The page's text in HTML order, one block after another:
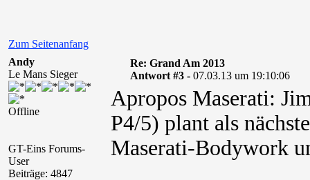
Zum Seitenanfang
Andy
Le Mans Sieger
Offline
GT-Eins Forums-
User
Beiträge: 4847
Re: Grand Am 2013
Antwort #3 - 07.03.13 um 19:10:06
Apropos Maserati:
P4/5) plant als
Maserati-Bodywork